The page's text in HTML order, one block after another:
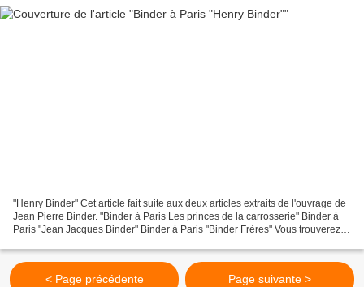
"Henry Binder" Cet article fait suite aux deux articles extraits de l'ouvrage de
Jean Pierre Binder. "Binder à Paris Les princes de la carrosserie" Binder à
Paris "Jean Jacques Binder" Binder à Paris "Binder Frères" Vous trouverez
< Page précédente Page suivante >